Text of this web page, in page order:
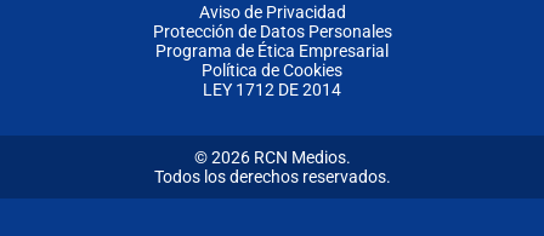
Aviso de Privacidad
Protección de Datos Personales
Programa de Ética Empresarial
Política de Cookies
LEY 1712 DE 2014
© 2026 RCN Medios.
Todos los derechos reservados.